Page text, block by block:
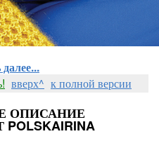
вверх^ к полной версии
ОПИСАНИЕ